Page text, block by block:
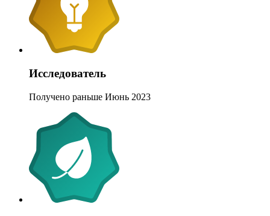
Исследователь
Получено раньше Июнь 2023